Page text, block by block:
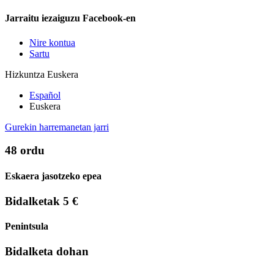
Jarraitu iezaiguzu Facebook-en
Nire kontua
Sartu
Hizkuntza Euskera
Español
Euskera
Gurekin harremanetan jarri
48 ordu
Eskaera jasotzeko epea
Bidalketak 5 €
Penintsula
Bidalketa dohan